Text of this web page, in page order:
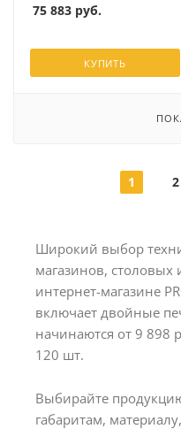
75 883 руб.
КУПИТЬ
1 2
Широкий выбор
магазинов, столовых
интернет-магазине
включает двойные
начинаются от 9 898
120 шт.
Выбирайте
габаритам,